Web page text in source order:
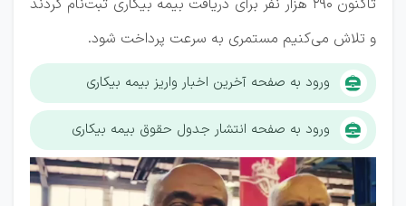
تاکنون ۲۹۰ هزار نفر برای دریافت بیمه بیکاری ثبت‌نام کردند
و تلاش می‌کنیم مستمری به سرعت پرداخت شود.
ورود به صفحه آخرین اخبار واریز بیمه بیکاری
ورود به صفحه انتشار جدول حقوق بیمه بیکاری